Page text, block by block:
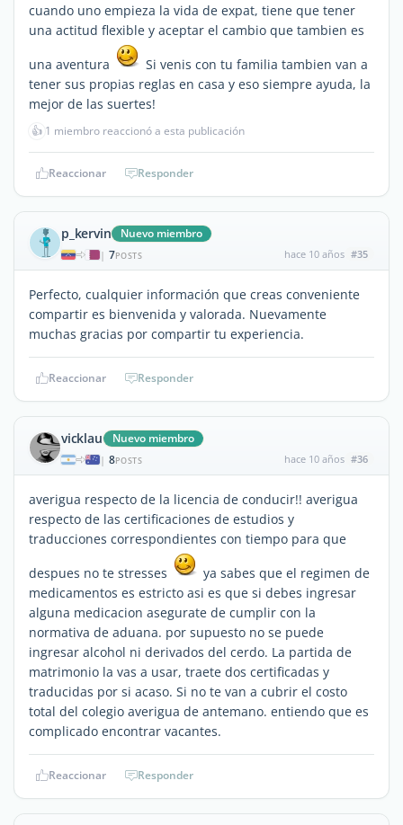
cuando uno empieza la vida de expat, tiene que tener
una actitud flexible y aceptar el cambio que tambien es
una aventura
Si venis con tu familia tambien van a
tener sus propias reglas en casa y eso siempre ayuda, la
mejor de las suertes!
👍 1 miembro reaccionó a esta publicación
Reaccionar Responder
p_kervin Nuevo miembro
| 7POSTS hace 10 años #35
Perfecto, cualquier información que creas conveniente
compartir es bienvenida y valorada. Nuevamente
muchas gracias por compartir tu experiencia.
Reaccionar Responder
vicklau Nuevo miembro
| 8POSTS hace 10 años #36
averigua respecto de la licencia de conducir!! averigua
respecto de las certificaciones de estudios y
traducciones correspondientes con tiempo para que
despues no te stresses
ya sabes que el regimen de
medicamentos es estricto asi es que si debes ingresar
alguna medicacion asegurate de cumplir con la
normativa de aduana. por supuesto no se puede
ingresar alcohol ni derivados del cerdo. La partida de
matrimonio la vas a usar, traete dos certificadas y
traducidas por si acaso. Si no te van a cubrir el costo
total del colegio averigua de antemano. entiendo que es
complicado encontrar vacantes.
Reaccionar Responder